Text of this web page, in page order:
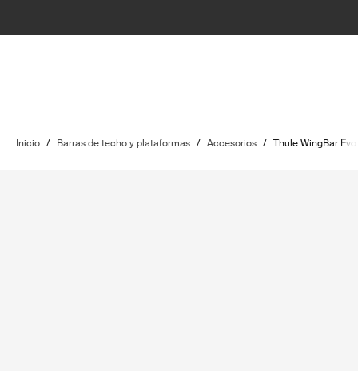
Inicio / Barras de techo y plataformas / Accesorios / Thule WingBar Evo